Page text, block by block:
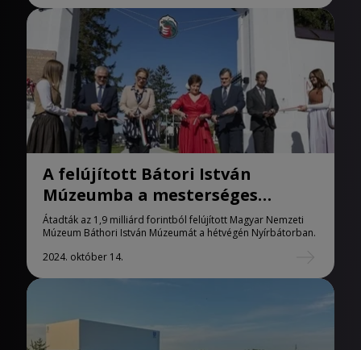
A felújított Bátori István
Múzeumba a mesterséges
intelligencia is beköltözött
Átadták az 1,9 milliárd forintból felújított Magyar Nemzeti
Múzeum Báthori István Múzeumát a hétvégén Nyírbátorban.
2024. október 14.